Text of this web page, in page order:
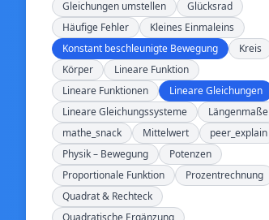
Gleichungen umstellen
Glücksrad
Häufige Fehler
Kleines Einmaleins
Konstant beschleunigte Bewegung
Kreis
Körper
Lineare Funktion
Lineare Funktionen
Lineare Gleichungen
Lineare Gleichungssysteme
Längenmaße
mathe_snack
Mittelwert
peer_explain
Physik – Bewegung
Potenzen
Proportionale Funktion
Prozentrechnung
Quadrat & Rechteck
Quadratische Ergänzung